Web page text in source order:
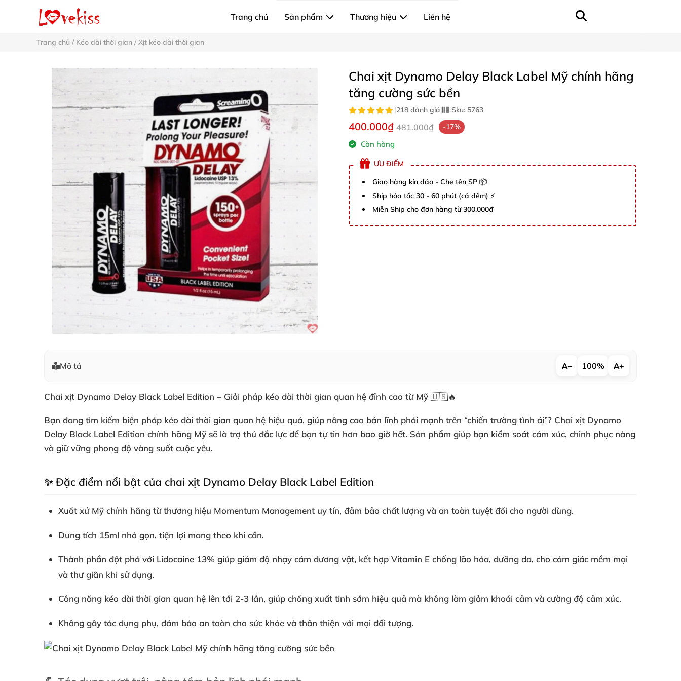
Trang chủ Sản phẩm Thương hiệu Liên hệ
Trang chủ / Kéo dài thời gian / Xịt kéo dài thời gian
Chai xịt Dynamo Delay Black Label Mỹ chính hãng
tăng cường sức bền
|218 đánh giá| Sku: 5763
400.000₫ 481.000₫ -17%
Còn hàng
ƯU ĐIỂM
Giao hàng kín đáo - Che tên SP 📦
Ship hỏa tốc 30 - 60 phút (cả đêm) ⚡
Miễn Ship cho đơn hàng từ 300.000đ
Mô tả − 100% +
Chai xịt Dynamo Delay Black Label Edition – Giải pháp kéo dài thời gian quan hệ đỉnh cao từ Mỹ 🇺🇸🔥
Bạn đang tìm kiếm biện pháp kéo dài thời gian quan hệ hiệu quả, giúp nâng cao bản lĩnh phái mạnh trên “chiến trường tình ái”? Chai xịt Dynamo
Delay Black Label Edition chính hãng Mỹ sẽ là trợ thủ đắc lực để bạn tự tin hơn bao giờ hết. Sản phẩm giúp bạn kiểm soát cảm xúc, chinh phục nàng
và giữ vững phong độ vàng suốt cuộc yêu.
✨ Đặc điểm nổi bật của chai xịt Dynamo Delay Black Label Edition
Xuất xứ Mỹ chính hãng từ thương hiệu Momentum Management uy tín, đảm bảo chất lượng và an toàn tuyệt đối cho người dùng.
Dung tích 15ml nhỏ gọn, tiện lợi mang theo khi cần.
Thành phần đột phá với Lidocaine 13% giúp giảm độ nhạy cảm dương vật, kết hợp Vitamin E chống lão hóa, dưỡng da, cho cảm giác mềm mại
và thư giãn khi sử dụng.
Công năng kéo dài thời gian quan hệ lên tới 2-3 lần, giúp chống xuất tinh sớm hiệu quả mà không làm giảm khoái cảm và cường độ cảm xúc.
Không gây tác dụng phụ, đảm bảo an toàn cho sức khỏe và thân thiện với mọi đối tượng.